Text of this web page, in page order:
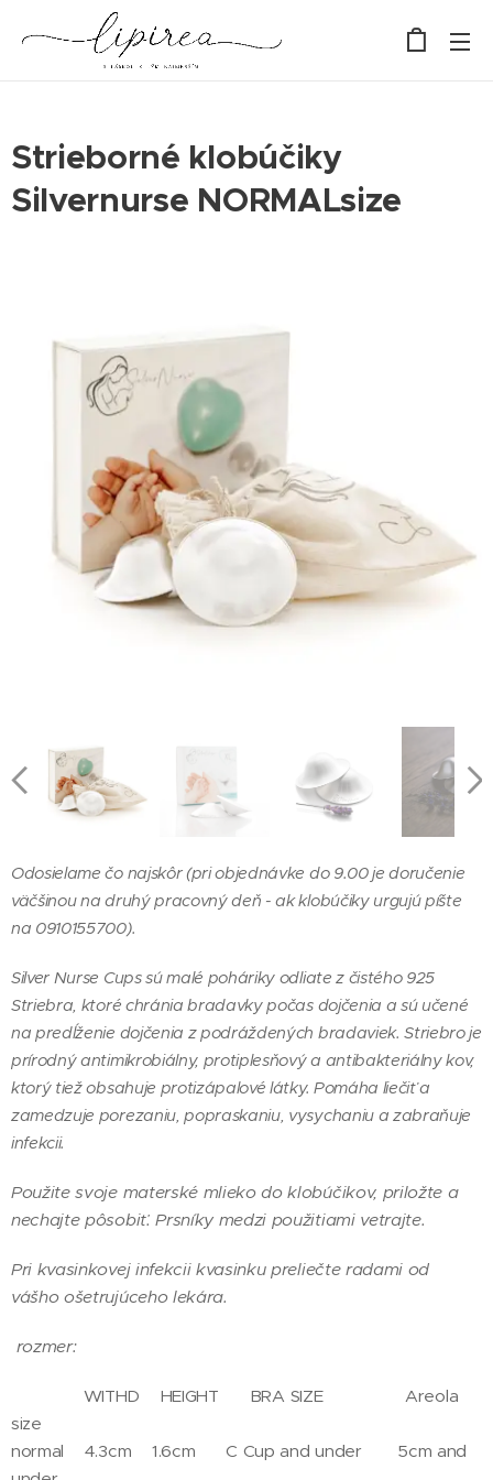
Strieborné klobúčiky
Silvernurse NORMALsize
Odosielame čo najskôr (pri objednávke do 9.00 je doručenie
väčšinou na druhý pracovný deň - ak klobúčiky urgujú píšte
na 0910155700).
Silver Nurse Cups sú malé poháriky odliate z čistého 925
Striebra, ktoré chránia bradavky počas dojčenia a sú učené
na predĺženie dojčenia z podráždených bradaviek. Striebro je
prírodnýantimikrobiálny, protiplesňový a antibakteriálny kov,
ktorý tiež obsahuje protizápalové látky. Pomáha liečiť a
zamedzuje porezaniu, popraskaniu, vysychaniu a zabraňuje
infekcii.
Použite svoje materské mlieko do klobúčikov, priložte a
nechajte pôsobiť. Prsníky medzi použitiami vetrajte.
Pri kvasinkovej infekcii kvasinku preliečte radami od
vášho ošetrujúceho lekára.
rozmer:
WITHD HEIGHT BRA SIZE Areola
size
normal 4.3cm 1.6cm C Cup and under 5cm and